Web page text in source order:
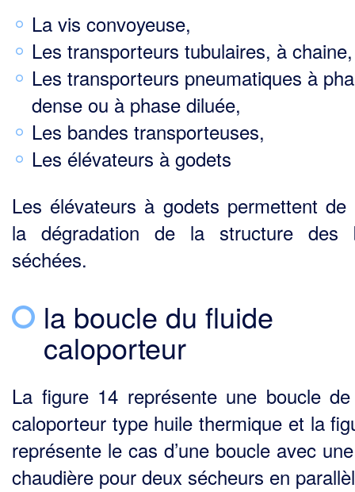
La vis convoyeuse,
Les transporteurs tubulaires, à chaine,
Les transporteurs pneumatiques à
dense ou à phase diluée,
Les bandes transporteuses,
Les élévateurs à godets
Les élévateurs à godets permettent de
la dégradation de la structure des
séchées.
la boucle du fluide
caloporteur
La figure 14 représente une boucle
caloporteur type huile thermique et la
représente le cas d’une boucle avec
chaudière pour deux sécheurs en